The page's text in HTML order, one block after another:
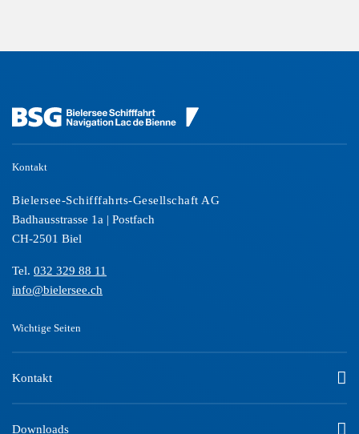
Kontakt
Bielersee-Schifffahrts-Gesellschaft AG
Badhausstrasse 1a | Postfach
CH-2501 Biel
Tel. 032 329 88 11
info@bielersee.ch
Wichtige Seiten
Kontakt
Downloads